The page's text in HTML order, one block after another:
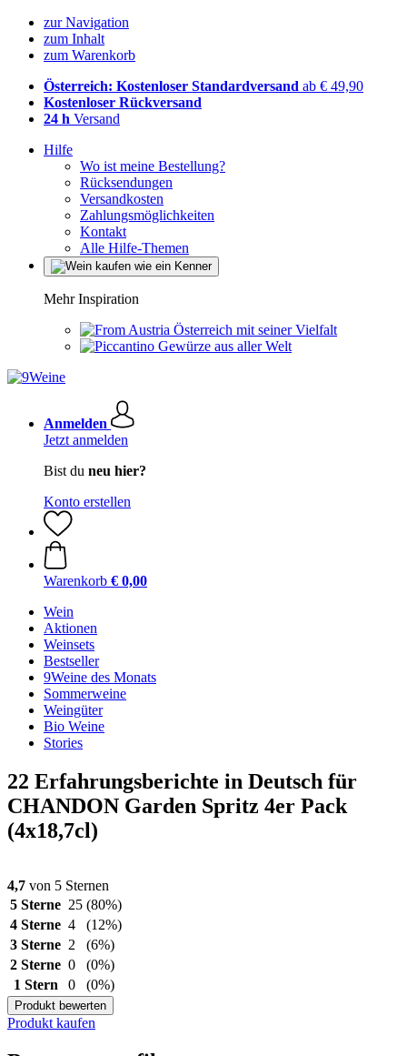
zur Navigation
zum Inhalt
zum Warenkorb
Österreich: Kostenloser Standardversand ab € 49,90
Kostenloser Rückversand
24 h Versand
Hilfe
Wo ist meine Bestellung?
Rücksendungen
Versandkosten
Zahlungsmöglichkeiten
Kontakt
Alle Hilfe-Themen
Mehr Inspiration
Österreich mit seiner Vielfalt
Gewürze aus aller Welt
Anmelden
Jetzt anmelden
Bist du neu hier?
Konto erstellen
Warenkorb € 0,00
Wein
Aktionen
Weinsets
Bestseller
9Weine des Monats
Sommerweine
Weingüter
Bio Weine
Stories
22 Erfahrungsberichte in Deutsch für
CHANDON Garden Spritz 4er Pack
(4x18,7cl)
4,7 von 5 Sternen
5 Sterne 25 (80%)
4 Sterne 4
(12%)
3 Sterne 2
(6%)
2 Sterne 0
(0%)
1 Stern
0 (0%)
Produkt bewerten
Produkt kaufen